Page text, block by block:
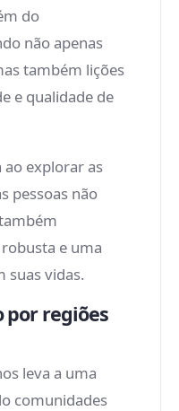
do
não apenas
também lições
e qualidade de
ao explorar as
pessoas não
e uma
suas vidas.
por regiões
leva a uma
comunidades